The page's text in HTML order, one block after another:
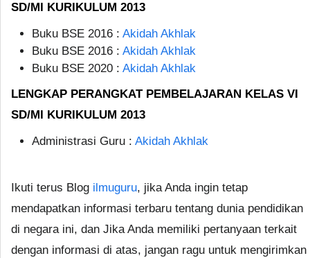
SD/MI KURIKULUM 2013
Buku BSE 2016 : Akidah Akhlak
Buku BSE 2016 : Akidah Akhlak
Buku BSE 2020 : Akidah Akhlak
LENGKAP PERANGKAT PEMBELAJARAN KELAS VI
SD/MI KURIKULUM 2013
Administrasi Guru : Akidah Akhlak
Ikuti terus Blog ilmuguru, jika Anda ingin tetap
mendapatkan informasi terbaru tentang dunia pendidikan
di negara ini, dan Jika Anda memiliki pertanyaan terkait
dengan informasi di atas, jangan ragu untuk mengirimkan